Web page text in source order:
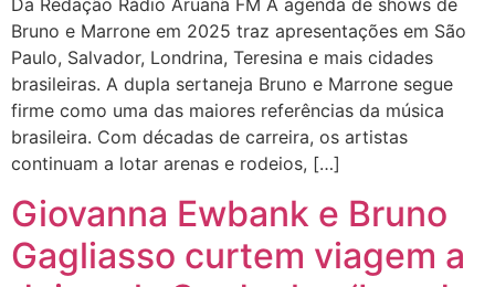
Da Redação Rádio Aruanã FM A agenda de shows de
Bruno e Marrone em 2025 traz apresentações em São
Paulo, Salvador, Londrina, Teresina e mais cidades
brasileiras. A dupla sertaneja Bruno e Marrone segue
firme como uma das maiores referências da música
brasileira. Com décadas de carreira, os artistas
continuam a lotar arenas e rodeios, […]
Giovanna Ewbank e Bruno
Gagliasso curtem viagem a